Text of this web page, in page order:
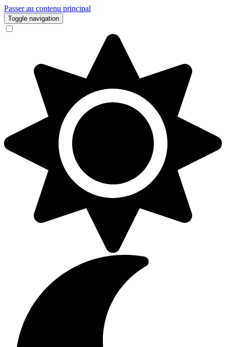
Passer au contenu principal
Toggle navigation